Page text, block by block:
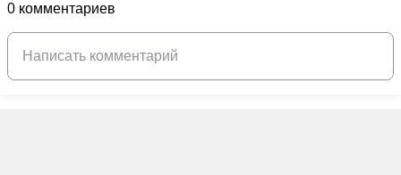
0 комментариев